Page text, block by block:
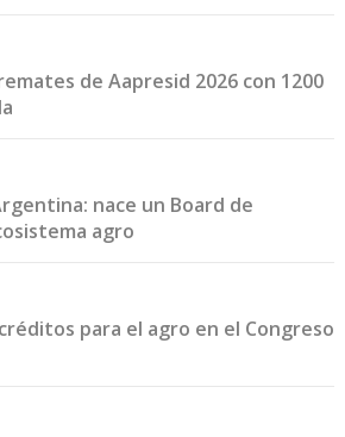
de Aapresid 2026 con 1200
nace un Board de
agro
para el agro en el Congreso